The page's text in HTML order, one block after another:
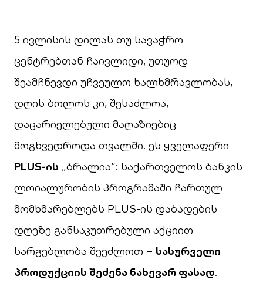
5 ივლისის დილას თუ სავაჭრო
ცენტრებთან ჩაივლიდი, უთუოდ
შეამჩნევდი უჩვეულო ხალხმრავლობას,
დღის ბოლოს კი, შესაძლოა,
დაცარიელებული მაღაზიებიც
მოგხვედროდა თვალში. ეს ყველაფერი
PLUS-ის „ბრალია“: საქართველოს ბანკის
ლოიალურობის პროგრამაში ჩართულ
მომხმარებლებს PLUS-ის დაბადების
დღეზე განსაკუთრებული აქციით
სარგებლობა შეეძლოთ – სასურველი
პროდუქციის შეძენა ნახევარ ფასად.